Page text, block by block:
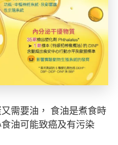
需要油， 食油是煮食時
油可能致癌及有污染